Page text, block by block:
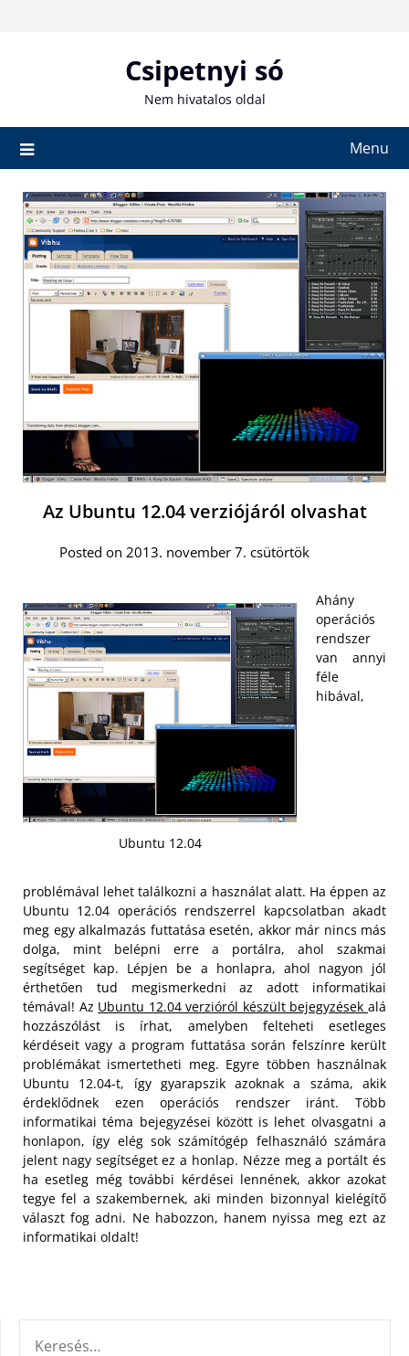
Csipetnyi só
Nem hivatalos oldal
Menu
Az Ubuntu 12.04 verziójáról olvashat
Posted on 2013. november 7. csütörtök
Ubuntu 12.04
Ahány
operációs
rendszer
van annyi
féle
hibával,
problémával lehet találkozni a használat alatt. Ha éppen az
Ubuntu 12.04 operációs rendszerrel kapcsolatban akadt
meg egy alkalmazás futtatása esetén, akkor már nincs más
dolga, mint belépni erre a portálra, ahol szakmai
segítséget kap. Lépjen be a honlapra, ahol nagyon jól
érthetően tud megismerkedni az adott informatikai
témával! Az Ubuntu 12.04 verzióról készült bejegyzésekalá
hozzászólást is írhat, amelyben felteheti esetleges
kérdéseit vagy a program futtatása során felszínre került
problémákat ismertetheti meg. Egyre többen használnak
Ubuntu 12.04-t, így gyarapszik azoknak a száma, akik
érdeklődnek ezen operációs rendszer iránt. Több
informatikai téma bejegyzései között is lehet olvasgatni a
honlapon, így elég sok számítógép felhasználó számára
jelent nagy segítséget ez a honlap. Nézze meg a portált és
ha esetleg még további kérdései lennének, akkor azokat
tegye fel a szakembernek, aki minden bizonnyal kielégítő
választ fog adni. Ne habozzon, hanem nyissa meg ezt az
informatikai oldalt!